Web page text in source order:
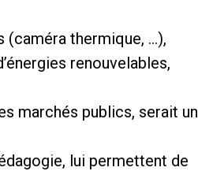
(caméra thermique, …),
renouvelables,
marchés publics, serait un
lui permettent de